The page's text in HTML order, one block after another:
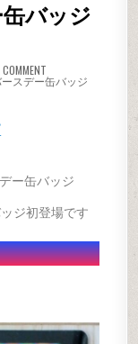
バッジ
COMMENT
ースデー缶バッジ
ー缶バッジ
ジ初登場です